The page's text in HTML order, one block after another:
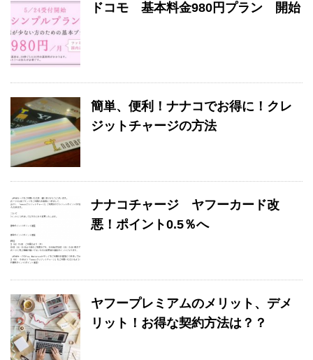
ドコモ 基本料金980円プラン 開始
簡単、便利！ナナコでお得に！クレ
ジットチャージの方法
ナナコチャージ ヤフーカード改
悪！ポイント0.5％へ
ヤフープレミアムのメリット、デメ
リット！お得な契約方法は？？